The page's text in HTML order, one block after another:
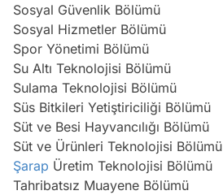
Sosyal Güvenlik Bölümü
Sosyal Hizmetler Bölümü
Spor Yönetimi Bölümü
Su Altı Teknolojisi Bölümü
Sulama Teknolojisi Bölümü
Süs Bitkileri Yetiştiriciliği Bölümü
Süt ve Besi Hayvancılığı Bölümü
Süt ve Ürünleri Teknolojisi Bölümü
Şarap Üretim Teknolojisi Bölümü
Tahribatsız Muayene Bölümü